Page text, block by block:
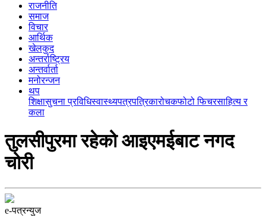
राजनीति
समाज
विचार
आर्थिक
खेलकुद
अन्तर्राष्ट्रिय
अन्तर्वार्ता
मनोरन्जन
थप
शिक्षासुचना प्रविधिस्वास्थ्यपत्रपत्रिकारोचकफोटो फिचरसाहित्य र
कला
तुलसीपुरमा रहेको आइएमईबाट नगद
चोरी
e-पत्रन्युज